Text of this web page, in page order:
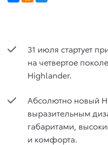
31 июля стартует
на четвертое
Highlander.
Абсолютно новый
выразительным
габаритами,
и комфорта.